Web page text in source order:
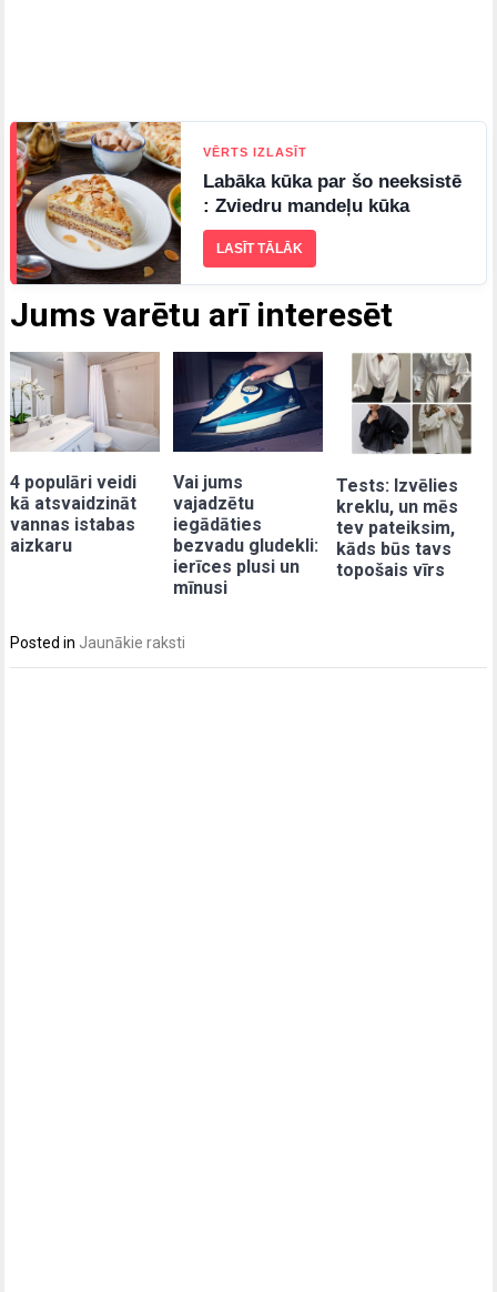
Jums varētu arī interesēt
4 populāri veidi
kā atsvaidzināt
vannas istabas
aizkaru
Vai jums
vajadzētu
iegādāties
bezvadu gludekli:
ierīces plusi un
mīnusi
Tests: Izvēlies
kreklu, un mēs
tev pateiksim,
kāds būs tavs
topošais vīrs
VĒRTS IZLASĪT
Labāka kūka par šo neeksistē
: Zviedru mandeļu kūka
LASĪT TĀLĀK
Posted in Jaunākie raksti